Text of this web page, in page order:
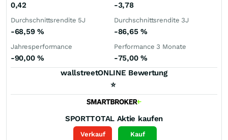
0,42 -3,78
Durchschnittsrendite 5J
-68,59 %
Durchschnittsrendite 3J
-86,65 %
Jahresperformance
-90,00 %
Performance 3 Monate
-75,00 %
wallstreetONLINE Bewertung
⭐
SPORTTOTAL Aktie kaufen
Verkauf Kauf